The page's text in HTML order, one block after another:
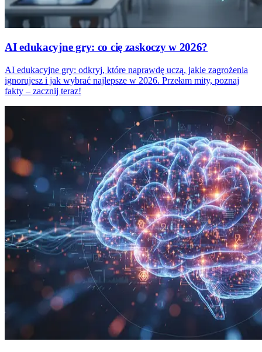
AI edukacyjne gry: co cię zaskoczy w 2026?
AI edukacyjne gry: odkryj, które naprawdę uczą, jakie zagrożenia
ignorujesz i jak wybrać najlepsze w 2026. Przełam mity, poznaj
fakty – zacznij teraz!